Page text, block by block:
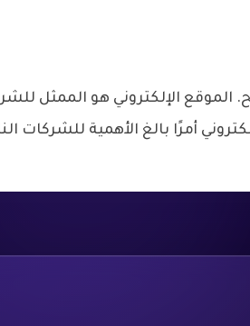
الإلكتروني هو الممثل
أمرًا بالغ الأهمية للشركات